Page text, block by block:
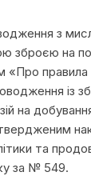
з
зброєю на
«Про правила
із
на
та
за № 549.